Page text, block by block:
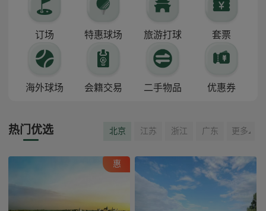
订场 特惠球场 旅游打球 套票
海外球场 会籍交易 二手物品 优惠券
热门优选 北京 江苏 浙江 广东 更多
惠